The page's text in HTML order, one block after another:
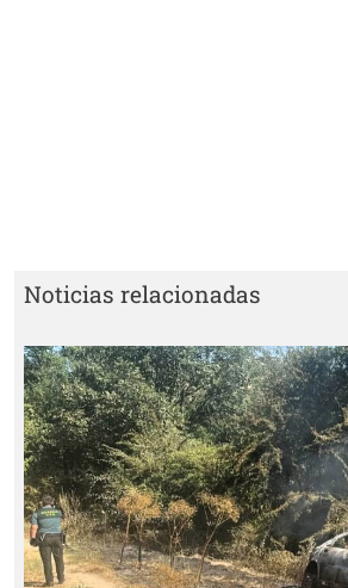
Noticias relacionadas